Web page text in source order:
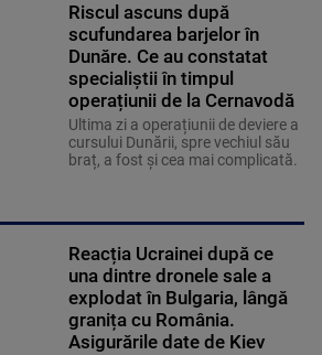
Riscul ascuns după
scufundarea barjelor în
Dunăre. Ce au constatat
specialiștii în timpul
operațiunii de la Cernavodă
Ultima zi a operațiunii de deviere a
cursului Dunării, spre vechiul său
braț, a fost și cea mai complicată.
Reacția Ucrainei după ce
una dintre dronele sale a
explodat în Bulgaria, lângă
granița cu România.
Asigurările date de Kiev